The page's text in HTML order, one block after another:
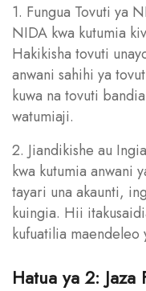
1. Fungua Tovuti ya
NIDA kwa kutumia
Hakikisha tovuti
anwani sahihi ya
kuwa na tovuti
watumiaji.
2. Jiandikishe au
kwa kutumia anwani
tayari una akaunti,
kuingia. Hii
kufuatilia maendeleo
Hatua ya 2: